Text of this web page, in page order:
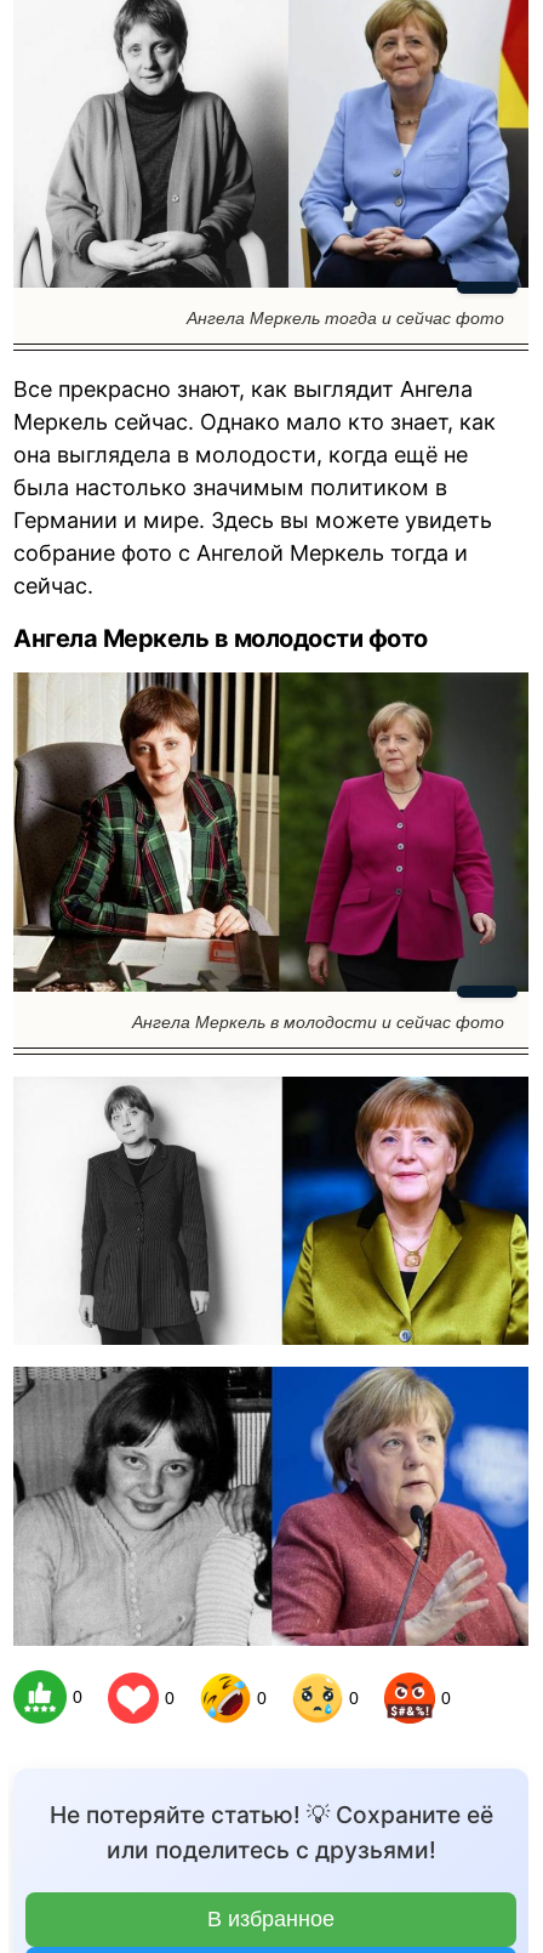
Ангела Меркель тогда и сейчас фото
Все прекрасно знают, как выглядит Ангела
Меркель сейчас. Однако мало кто знает, как
она выглядела в молодости, когда ещё не
была настолько значимым политиком в
Германии и мире. Здесь вы можете увидеть
собрание фото с Ангелой Меркель тогда и
сейчас.
Ангела Меркель в молодости фото
Ангела Меркель в молодости и сейчас фото
0 0 0 0 0
Не потеряйте статью! 💡 Сохраните её
или поделитесь с друзьями!
В избранное